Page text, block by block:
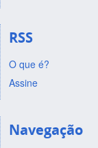
RSS
O que é?
Assine
Navegação